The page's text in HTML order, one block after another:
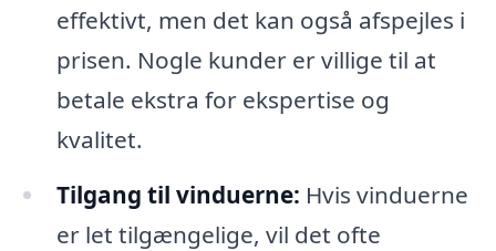
effektivt, men det kan også afspejles i
prisen. Nogle kunder er villige til at
betale ekstra for ekspertise og
kvalitet.
Tilgang til vinduerne: Hvis vinduerne
er let tilgængelige, vil det ofte